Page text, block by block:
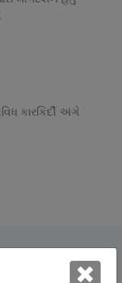
કારકિર્દી અંગે